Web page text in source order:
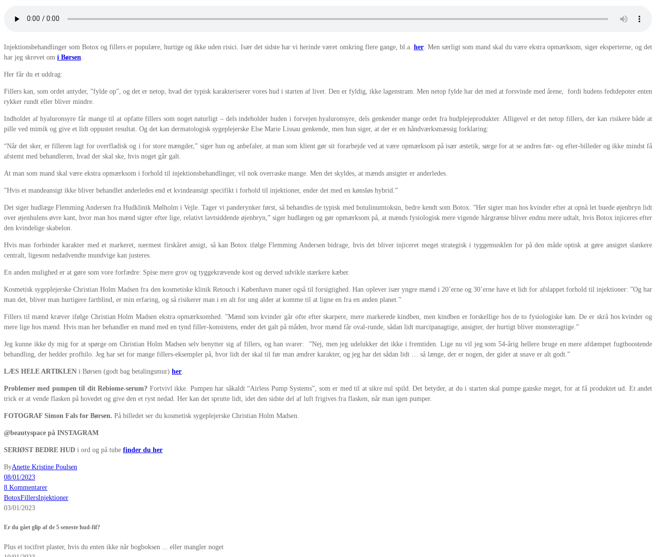
Injektionsbehandlinger som Botox og fillers er populære, hurtige og ikke uden risici. Især det sidste har vi herinde været omkring flere gange, bl.a. her. Men særligt som mand skal du være ekstra opmærksom, siger eksperterne, og det
har jeg skrevet om i Børsen
Her får du et uddrag:
Fillers kan, som ordet antyder, ”fylde op”, og det er netop, hvad der typisk karakteriserer vores hud i starten af livet. Den er fyldig, ikke lagenstram. Men netop fylde har det med at forsvinde med årene, fordi hudens fedtdepoter enten
rykker rundt eller bliver mindre.
Indholdet af hyaluronsyre får mange til at opfatte fillers som noget naturligt – dels indeholder huden i forvejen hyaluronsyre, dels genkender mange ordet fra hudplejeprodukter. Alligevel er det netop fillers, der kan risikere både at
pille ved mimik og give et lidt oppustet resultat. Og det kan dermatologisk sygeplejerske Else Marie Lissau genkende, men hun siger, at der er en håndværksmæssig forklaring:
“Når det sker, er filleren lagt for overfladisk og i for store mængder,” siger hun og anbefaler, at man som klient gør sit forarbejde ved at være opmærksom på især æstetik, sørge for at se andres før- og efter-billeder og ikke mindst få
afstemt med behandleren, hvad der skal ske, hvis noget går galt.
At man som mand skal være ekstra opmærksom i forhold til injektionsbehandlinger, vil nok overraske mange. Men det skyldes, at mænds ansigter er anderledes.
”Hvis et mandeansigt ikke bliver behandlet anderledes end et kvindeansigt specifikt i forhold til injektioner, ender det med en kønsløs hybrid.”
Det siger hudlæge Flemming Andersen fra Hudklinik Mølholm i Vejle. Tager vi panderynker først, så behandles de typisk med botulinumtoksin, bedre kendt som Botox. ”Her sigter man hos kvinder efter at opnå let buede øjenbryn lidt
over øjenhulens øvre kant, hvor man hos mænd sigter efter lige, relativt lavtsiddende øjenbryn,” siger hudlægen og gør opmærksom på, at mænds fysiologisk mere vigende hårgrænse bliver endnu mere udtalt, hvis Botox injiceres efter
den kvindelige skabelon.
Hvis man forbinder karakter med et markeret, nærmest firskåret ansigt, så kan Botox ifølge Flemming Andersen bidrage, hvis det bliver injiceret meget strategisk i tyggemusklen for på den måde optisk at gøre ansigtet slankere
centralt, ligesom nedadvendte mundvige kan justeres.
En anden mulighed er at gøre som vore forfædre: Spise mere grov og tyggekrævende kost og derved udvikle stærkere kæber.
Kosmetisk sygeplejerske Christian Holm Madsen fra den kosmetiske klinik Retouch i København maner også til forsigtighed. Han oplever især yngre mænd i 20’erne og 30’erne have et lidt for afslappet forhold til injektioner: ”Og har
man det, bliver man hurtigere fartblind, er min erfaring, og så risikerer man i en alt for ung alder at komme til at ligne en fra en anden planet.”
Fillers til mænd kræver ifølge Christian Holm Madsen ekstra opmærksomhed. ”Mænd som kvinder går ofte efter skarpere, mere markerede kindben, men kindben er forskellige hos de to fysiologiske køn. De er skrå hos kvinder og
mere lige hos mænd. Hvis man her behandler en mand med en tynd filler-konsistens, ender det galt på måden, hvor mænd får oval-runde, sådan lidt marcipanagtige, ansigter, der hurtigt bliver monsteragtige.”
Jeg kunne ikke dy mig for at spørge om Christian Holm Madsen selv benytter sig af fillers, og han svarer: ”Nej, men jeg udelukker det ikke i fremtiden. Lige nu vil jeg som 54-årig hellere bruge en mere afdæmpet fugtboostende
behandling, der hedder profhilo. Jeg har set for mange fillers-eksempler på, hvor lidt der skal til før man ændrer karakter, og jeg har det sådan lidt … så længe, der er nogen, der gider at snave er alt godt.”
LÆS HELE ARTIKLEN i Børsen (godt bag betalingsmur) her
Problemer med pumpen til dit Rebiome-serum? Fortvivl ikke. Pumpen har såkaldt “Airless Pump Systems”, som er med til at sikre nul spild. Det betyder, at du i starten skal pumpe ganske meget, for at få produktet ud. Et andet
trick er at vende flasken på hovedet og give den et ryst nedad. Her kan det sprutte lidt, idet den sidste del af luft frigives fra flasken, når man igen pumper.
FOTOGRAF Simon Fals for Børsen. På billedet ser du kosmetisk sygeplejerske Christian Holm Madsen.
@beautyspace på INSTAGRAM
SERIØST BEDRE HUD i ord og på tube finder du her
ByAnette Kristine Poulsen
08/01/2023
8 Kommentarer
BotoxFillersInjektioner
03/01/2023
Er du gået glip af de 5 seneste hud-fif?
Plus et tocifret plaster, hvis du enten ikke når bogboksen ... eller mangler noget